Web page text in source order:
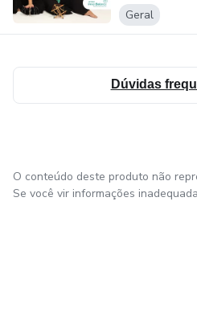
Geral
Dúvidas
O conteúdo deste produto não
Se você vir informações